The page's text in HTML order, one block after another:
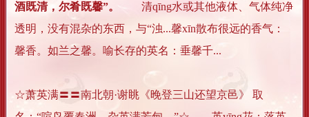
酒既清，尔肴既馨”。
清qīng水或其他液体、气体纯净
透明，没有混杂的东西，与“浊...馨xīn散布很远的香气：
馨香。如兰之馨。喻长存的英名：垂馨千...
☆萧英满〓〓南北朝·谢眺《晚登三山还望京邑》 取